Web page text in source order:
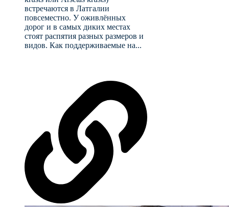
встречаются в Латгалии
повсеместно. У оживлённых
дорог и в самых диких местах
стоят распятия разных размеров и
видов. Как поддерживаемые на...